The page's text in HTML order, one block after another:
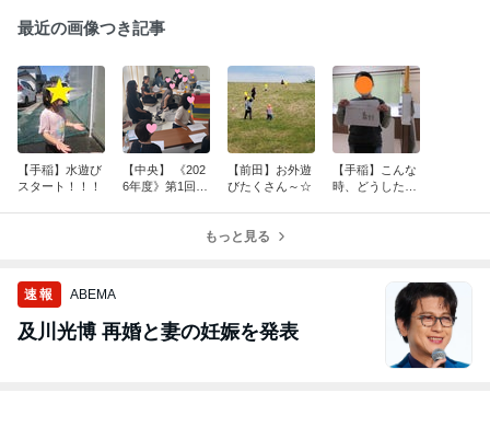
最近の画像つき記事
【手稲】水遊び
スタート！！！
【中央】 《202
6年度》第1回ペ
【前田】お外遊
びたくさん～☆
【手稲】こんな
時、どうしたら
もっと見る
速報 ABEMA
及川光博 再婚と妻の妊娠を発表